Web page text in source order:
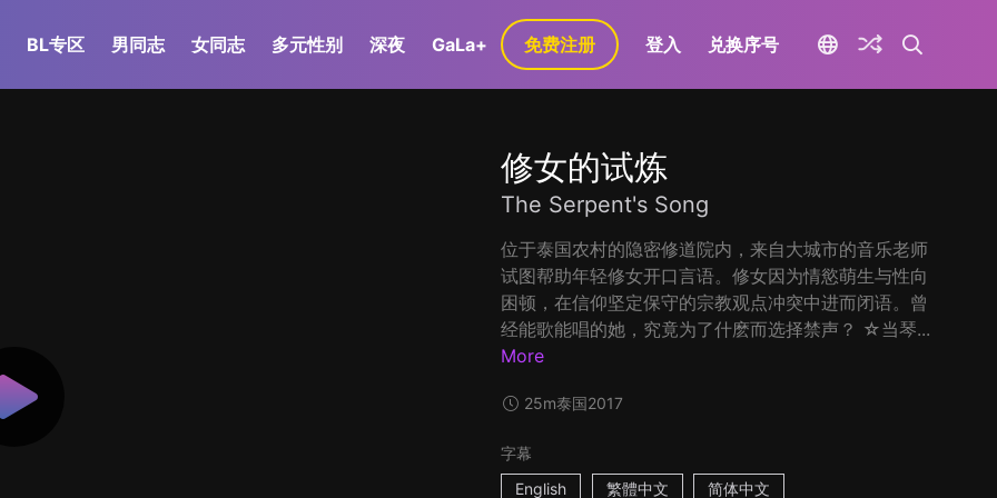
BL专区 男同志 女同志 多元性别 深夜 GaLa+ 免费注册 登入 兑换序号
修女的试炼
The Serpent's Song
位于泰国农村的隐密修道院内，来自大城市的音乐老师
试图帮助年轻修女开口言语。修女因为情慾萌生与性向
困顿，在信仰坚定保守的宗教观点冲突中进而闭语。曾
经能歌能唱的她，究竟为了什麽而选择禁声？ ☆当琴...
More
25m泰国2017
字幕
English
繁體中文 简体中文